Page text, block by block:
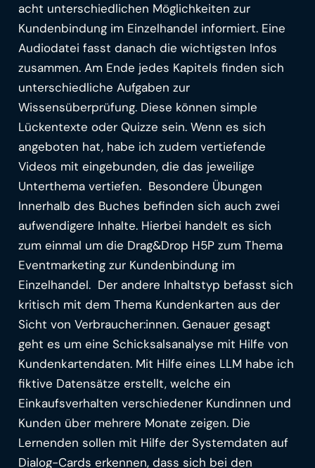
acht unterschiedlichen Möglichkeiten zur
Kundenbindung im Einzelhandel informiert. Eine
Audiodatei fasst danach die wichtigsten Infos
zusammen. Am Ende jedes Kapitels finden sich
unterschiedliche Aufgaben zur
Wissensüberprüfung. Diese können simple
Lückentexte oder Quizze sein. Wenn es sich
angeboten hat, habe ich zudem vertiefende
Videos mit eingebunden, die das jeweilige
Unterthema vertiefen. Besondere Übungen
Innerhalb des Buches befinden sich auch zwei
aufwendigere Inhalte. Hierbei handelt es sich
zum einmal um die Drag&Drop H5P zum Thema
Eventmarketing zur Kundenbindung im
Einzelhandel. Der andere Inhaltstyp befasst sich
kritisch mit dem Thema Kundenkarten aus der
Sicht von Verbraucher:innen. Genauer gesagt
geht es um eine Schicksalsanalyse mit Hilfe von
Kundenkartendaten. Mit Hilfe eines LLM habe ich
fiktive Datensätze erstellt, welche ein
Einkaufsverhalten verschiedener Kundinnen und
Kunden über mehrere Monate zeigen. Die
Lernenden sollen mit Hilfe der Systemdaten auf
Dialog-Cards erkennen, dass sich bei den